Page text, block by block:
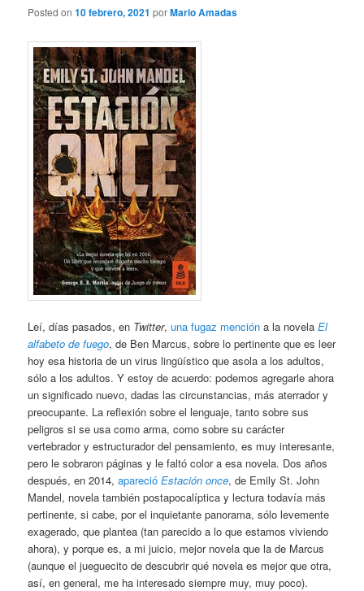
Posted on10 febrero, 2021 porMario Amadas
Leí, días pasados, en Twitter,una fugaz mención a la novelaEl
alfabeto de fuego, de Ben Marcus, sobre lo pertinente que es leer
hoy esa historia de un virus lingüístico que asola a los adultos,
sólo a los adultos. Y estoy de acuerdo: podemos agregarle ahora
un significado nuevo, dadas las circunstancias, más aterrador y
preocupante. La reflexión sobre el lenguaje, tanto sobre sus
peligros si se usa como arma, como sobre su carácter
vertebrador y estructurador del pensamiento, es muy interesante,
pero le sobraron páginas y le faltó color a esa novela. Dos años
después, en 2014,aparecióEstación once, de Emily St. John
Mandel, novela también postapocalíptica y lectura todavía más
pertinente, si cabe, por el inquietante panorama, sólo levemente
exagerado, que plantea (tan parecido a lo que estamos viviendo
ahora), y porque es, a mi juicio, mejor novela que la de Marcus
(aunque el jueguecito de descubrir qué novela es mejor que otra,
así, en general, me ha interesado siempre muy, muy poco).